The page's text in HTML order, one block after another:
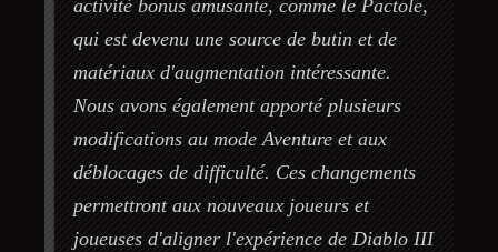
activité bonus amusante, comme le Pactole,
qui est devenu une source de butin et de
matériaux d'augmentation intéressante.
Nous avons également apporté plusieurs
modifications au mode Aventure et aux
déblocages de difficulté. Ces changements
permettront aux nouveaux joueurs et
joueuses d'aligner l'expérience de Diablo III